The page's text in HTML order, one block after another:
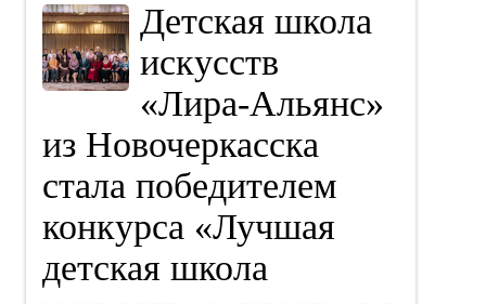
Детская школа
искусств
«Лира‑Альянс»
из Новочеркасска
стала победителем
конкурса «Лучшая
детская школа